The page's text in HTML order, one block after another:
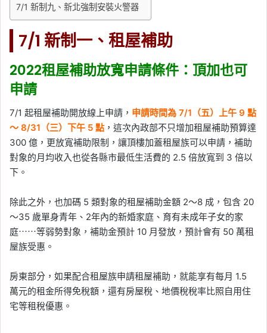
7/1 新制九、新北強制安裝火警器
7/1 新制一、租屋補助
2022租屋補助放寬申請條件：頂加也可
申請
7/1 起租屋補助開放線上申請， 申請時間為 7/1（五）上午 9 點
～ 8/31（三）下午 5 點 ，這次內政部不只增加租屋補助預算達
300 億，更放寬補助限制，讓頂樓加蓋租屋族可以申請，補助
對象的月均收入也從各縣市最低生活費的 2.5 倍放寬到 3 倍以
下。
除此之外，也加碼 5 類對象的租屋補助金額 2～8 成，包含 20
～35 歲單身青年、2年內的新婚家庭、育有未成年子女的家
庭⋯⋯等弱勢對象，補助金預計 10 月發放，預計會有 50 萬租
屋族受惠。
房東部分，如果配合租屋族申請租屋補助，就能享有每月 1.5
萬元的租金所得免稅額，還有房屋稅、地價稅稅率比照自用住
宅等租稅優惠。